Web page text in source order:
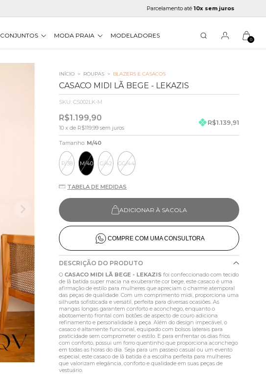
Parcelamento até10x sem juros
CONJUNTOS MODA PRAIA MODELADORES 0
INÍCIO > ROUPAS > BLAZERS E CASACOS
CASACO MIDI LÃ BEGE - LEKAZIS
SKU: CS002LK-M
R$1.199,90
10 x de R$119,99 sem juros
R$1.139,91
Tamanho: M/40
P/38 M/40 G/42 GG/44
TABELA DE MEDIDAS
ADICIONAR À SACOLA
COMPRE COM UMA CONSULTORA
DESCRIÇÃO DO PRODUTO
O CASACO MIDI LÃ BEGE - LEKAZIS foi confeccionado com tecido
de lã batida super macia na exuberante cor bege, este casaco é uma
afirmação de estilo para mulheres que apreciam o charme atemporal
das peças de qualidade. Com um comprimento midi, proporciona uma
silhueta sofisticada e versátil, perfeita para diversas ocasiões. As
mangas longas garantem conforto e aconchego, enquanto o
abotoamento frontal com botões de aspecto de couro adiciona
refinamento e personalidade à peça. Além do design impecável, o
casaco é altamente funcional, equipado com bolsos laterais para
praticidade sem comprometer o estilo. E para enfrentar os dias frios
com conforto, possui um forro quentinho que proporciona aconchego
em todas as horas do dia. Seja para um passeio casual ou um evento
especial, este casaco de lã batida é a escolha perfeita para mulheres
que valorizam elegância, conforto e qualidade em suas peças de
vestuário.